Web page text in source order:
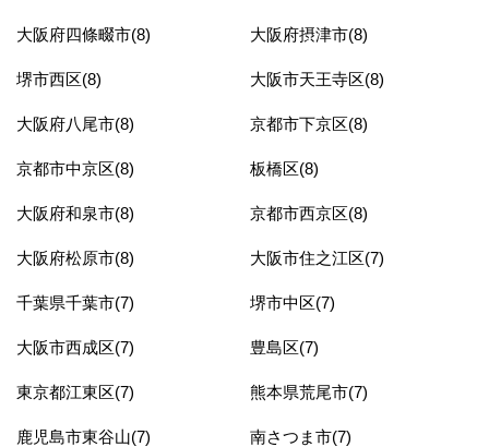
大阪府四條畷市(8) 大阪府摂津市(8)
堺市西区(8) 大阪市天王寺区(8)
大阪府八尾市(8) 京都市下京区(8)
京都市中京区(8) 板橋区(8)
大阪府和泉市(8) 京都市西京区(8)
大阪府松原市(8) 大阪市住之江区(7)
千葉県千葉市(7) 堺市中区(7)
大阪市西成区(7) 豊島区(7)
東京都江東区(7) 熊本県荒尾市(7)
鹿児島市東谷山(7) 南さつま市(7)